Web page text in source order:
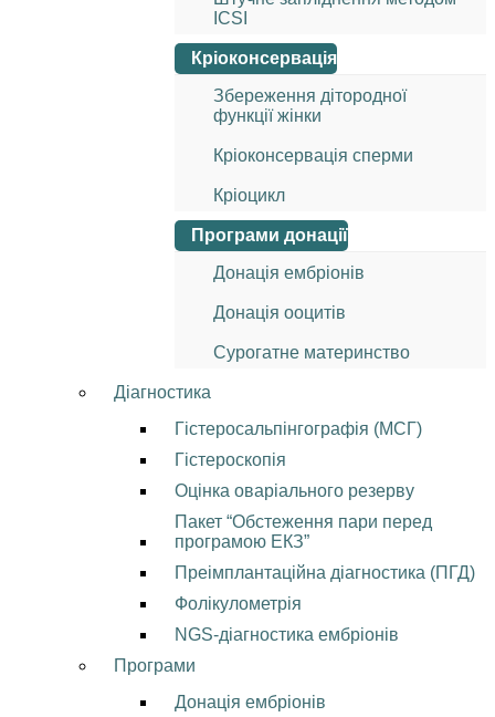
ICSI
Кріоконсервація
Збереження дітородної
функції жінки
Кріоконсервація сперми
Кріоцикл
Програми донації
Донація ембріонів
Донація ооцитів
Сурогатне материнство
Діагностика
Гістеросальпінгографія (МСГ)
Гістероскопія
Оцінка оваріального резерву
Пакет “Обстеження пари перед
програмою ЕКЗ”
Преімплантаційна діагностика (ПГД)
Фолікулометрія
NGS-діагностика ембріонів
Програми
Донація ембріонів